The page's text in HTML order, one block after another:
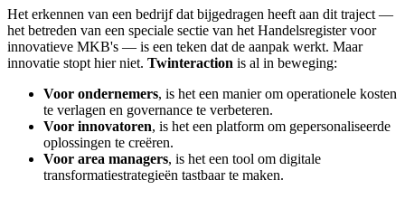
Het erkennen van een bedrijf dat bijgedragen heeft aan dit traject —
het betreden van een speciale sectie van het Handelsregister voor
innovatieve MKB's — is een teken dat de aanpak werkt. Maar
innovatie stopt hier niet. Twinteraction is al in beweging:
Voor ondernemers, is het een manier om operationele kosten
te verlagen en governance te verbeteren.
Voor innovatoren, is het een platform om gepersonaliseerde
oplossingen te creëren.
Voor area managers, is het een tool om digitale
transformatiestrategieën tastbaar te maken.